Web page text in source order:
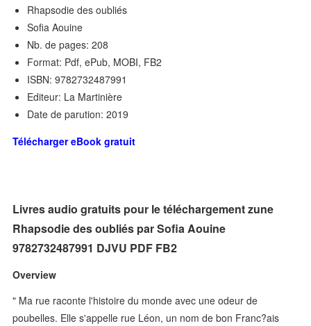
Rhapsodie des oubliés
Sofia Aouine
Nb. de pages: 208
Format: Pdf, ePub, MOBI, FB2
ISBN: 9782732487991
Editeur: La Martinière
Date de parution: 2019
Télécharger eBook gratuit
Livres audio gratuits pour le téléchargement zune
Rhapsodie des oubliés par Sofia Aouine
9782732487991 DJVU PDF FB2
Overview
" Ma rue raconte l'histoire du monde avec une odeur de
poubelles. Elle s'appelle rue Léon, un nom de bon Franc?ais